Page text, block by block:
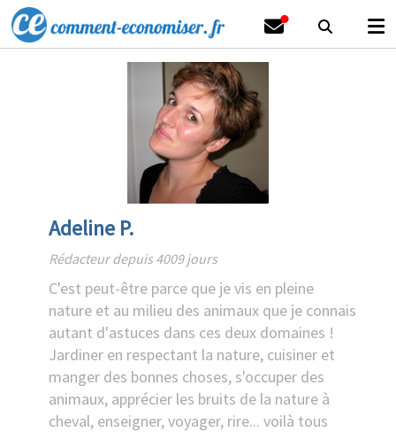
Adeline P.
Rédacteur depuis 4009 jours
C'est peut-être parce que je vis en pleine
nature et au milieu des animaux que je connais
autant d'astuces dans ces deux domaines !
Jardiner en respectant la nature, cuisiner et
manger des bonnes choses, s'occuper des
animaux, apprécier les bruits de la nature à
cheval, enseigner, voyager, rire... voilà tous